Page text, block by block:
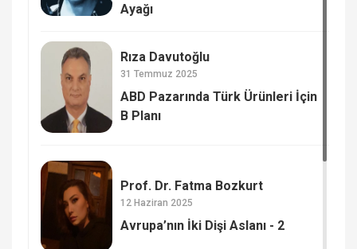
Ayağı
Rıza Davutoğlu
31 Temmuz 2025
ABD Pazarında Türk Ürünleri İçin
B Planı
Prof. Dr. Fatma Bozkurt
12 Haziran 2025
Avrupa’nın İki Dişi Aslanı - 2